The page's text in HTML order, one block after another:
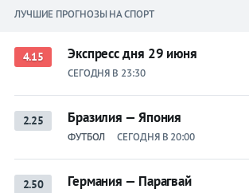
ЛУЧШИЕ ПРОГНОЗЫ НА СПОРТ
4.15 Экспресс дня 29 июня
СЕГОДНЯ В 23:30
2.25 Бразилия — Япония
ФУТБОЛ СЕГОДНЯ В 20:00
2.50 Германия — Парагвай